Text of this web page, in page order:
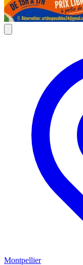
Montpellier